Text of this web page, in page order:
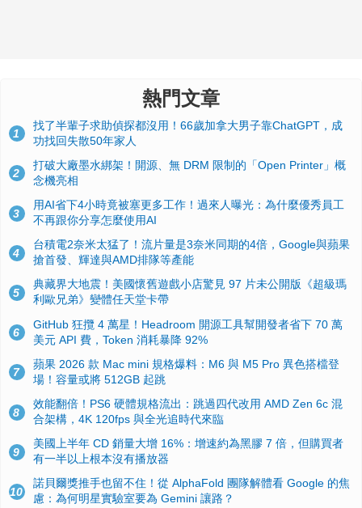
熱門文章
1
找了半輩子求助偵探都沒用！66歲加拿大男子靠ChatGPT，成
功找回失散50年家人
2
打破大廠墨水綁架！開源、無 DRM 限制的「Open Printer」概
念機亮相
3
用AI省下4小時竟被塞更多工作！過來人曝光：為什麼優秀員工
不再跟你分享怎麼使用AI
4
台積電2奈米太猛了！流片量是3奈米同期的4倍，Google與蘋果
搶首發、輝達與AMD排隊等產能
5
典藏界大地震！美國懷舊遊戲小店驚見 97 片未公開版《超級瑪
利歐兄弟》變體任天堂卡帶
6
GitHub 狂攬 4 萬星！Headroom 開源工具幫開發者省下 70 萬
美元 API 費，Token 消耗暴降 92%
7
蘋果 2026 款 Mac mini 規格爆料：M6 與 M5 Pro 異色搭檔登
場！容量或將 512GB 起跳
8
效能翻倍！PS6 硬體規格流出：跳過四代改用 AMD Zen 6c 混
合架構，4K 120fps 與全光追時代來臨
9
美國上半年 CD 銷量大增 16%：增速約為黑膠 7 倍，但購買者
有一半以上根本沒有播放器
10
諾貝爾獎推手也留不住！從 AlphaFold 團隊解體看 Google 的焦
慮：為何明星實驗室要為 Gemini 讓路？